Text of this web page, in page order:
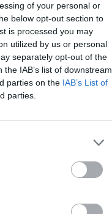
of your personal or
below opt-out section to
is processed you may
utilized by us or personal
separately opt-out of the
IAB’s list of downstream
parties on the IAB’s List of
parties.